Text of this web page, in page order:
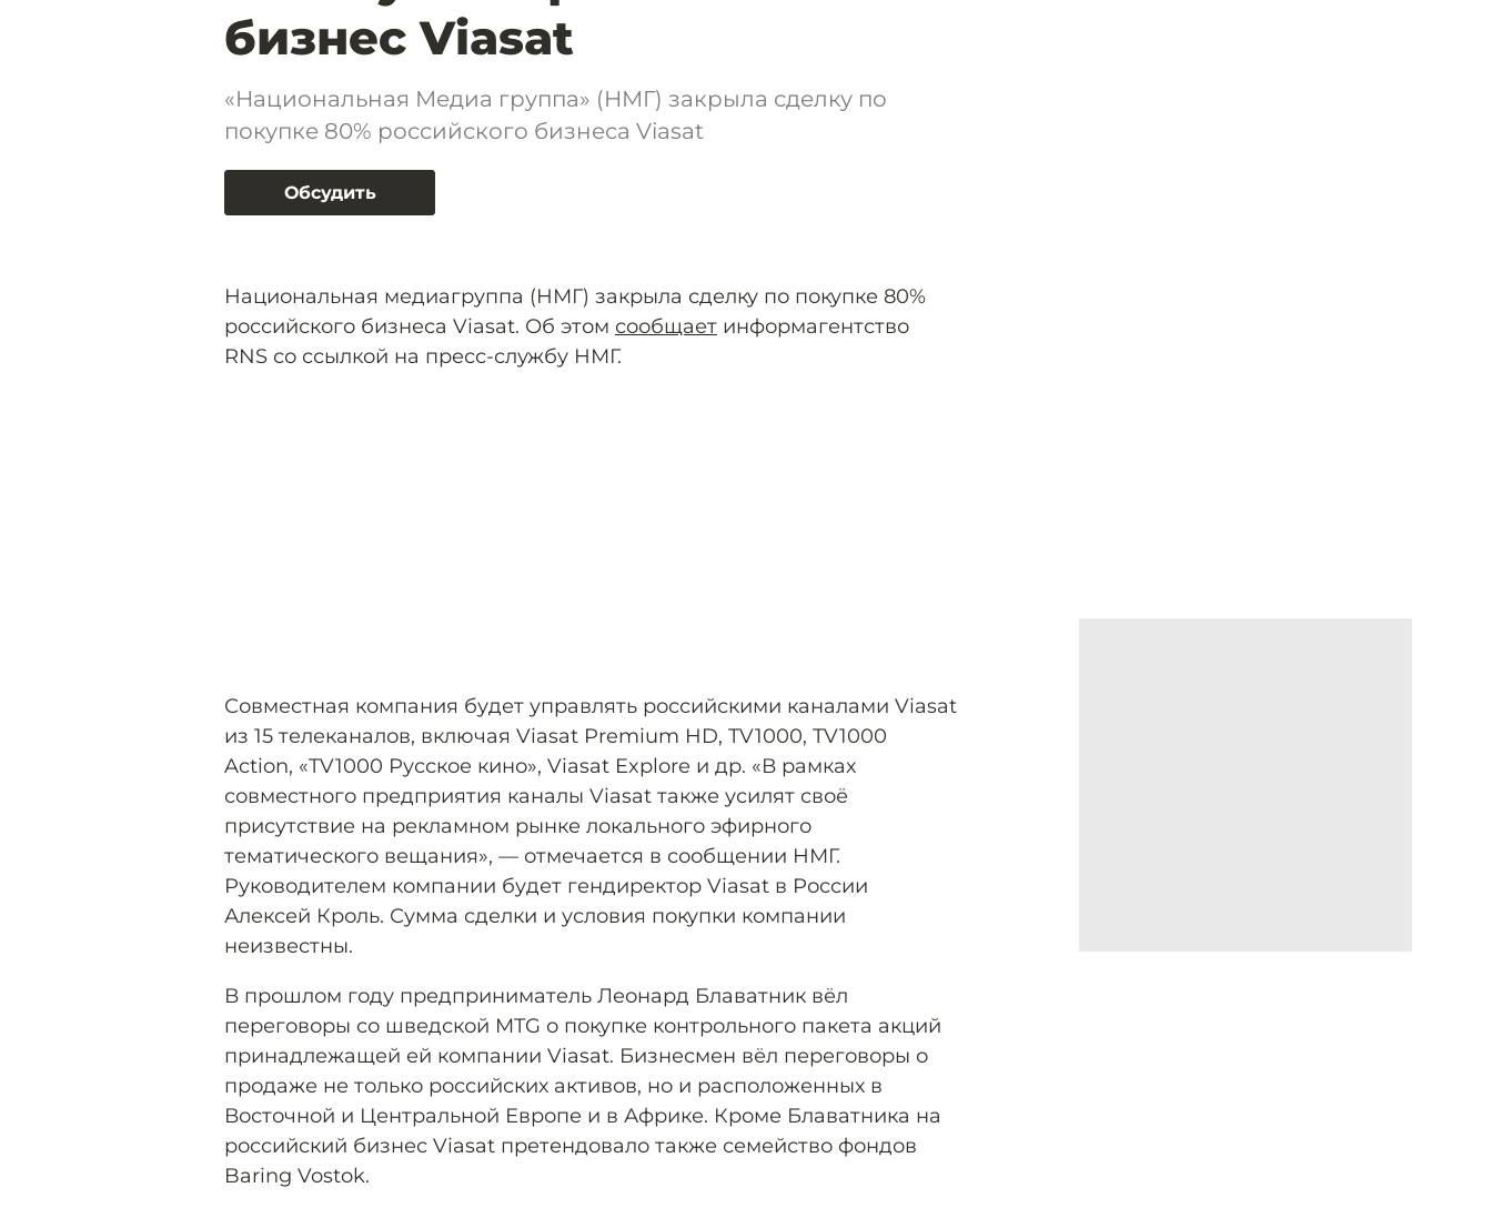
бизнес Viasat
«Национальная Медиа группа» (НМГ) закрыла сделку по
покупке 80% российского бизнеса Viasat
Обсудить
Национальная медиагруппа (НМГ) закрыла сделку по покупке 80%
российского бизнеса Viasat. Об этом сообщает информагентство
RNS со ссылкой на пресс-службу НМГ.
Совместная компания будет управлять российскими каналами Viasat
из 15 телеканалов, включая Viasat Premium HD, TV1000, TV1000
Action, «TV1000 Русское кино», Viasat Explore и др. «В рамках
совместного предприятия каналы Viasat также усилят своё
присутствие на рекламном рынке локального эфирного
тематического вещания», — отмечается в сообщении НМГ.
Руководителем компании будет гендиректор Viasat в России
Алексей Кроль. Сумма сделки и условия покупки компании
неизвестны.
В прошлом году предприниматель Леонард Блаватник вёл
переговоры со шведской MTG о покупке контрольного пакета акций
принадлежащей ей компании Viasat. Бизнесмен вёл переговоры о
продаже не только российских активов, но и расположенных в
Восточной и Центральной Европе и в Африке. Кроме Блаватника на
российский бизнес Viasat претендовало также семейство фондов
Baring Vostok.